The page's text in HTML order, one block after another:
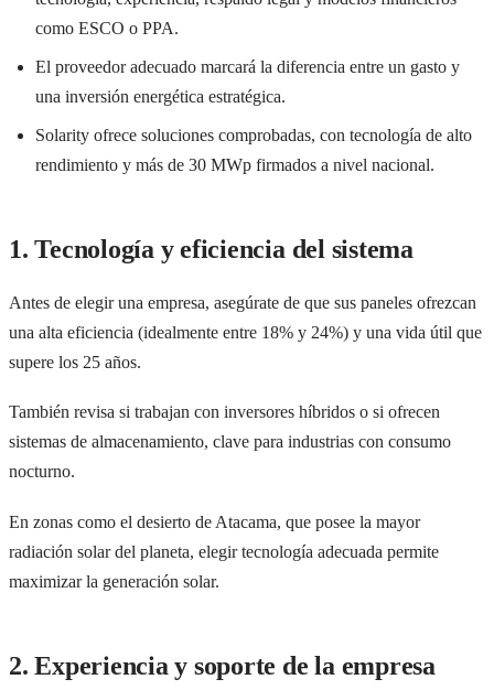
como ESCO o PPA.
El proveedor adecuado marcará la diferencia entre un gasto y
una inversión energética estratégica.
Solarity ofrece soluciones comprobadas, con tecnología de alto
rendimiento y más de 30 MWp firmados a nivel nacional.
1. Tecnología y eficiencia del sistema
Antes de elegir una empresa, asegúrate de que sus paneles ofrezcan
una alta eficiencia (idealmente entre 18% y 24%) y una vida útil que
supere los 25 años.
También revisa si trabajan con inversores híbridos o si ofrecen
sistemas de almacenamiento, clave para industrias con consumo
nocturno.
En zonas como el desierto de Atacama, que posee la mayor
radiación solar del planeta, elegir tecnología adecuada permite
maximizar la generación solar.
2. Experiencia y soporte de la empresa